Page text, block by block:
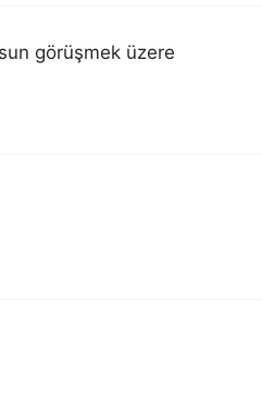
görüşmek üzere